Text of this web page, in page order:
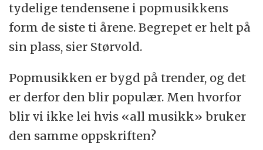
tydelige tendensene i popmusikkens
form de siste ti årene. Begrepet er helt på
sin plass, sier Størvold.
Popmusikken er bygd på trender, og det
er derfor den blir populær. Men hvorfor
blir vi ikke lei hvis «all musikk» bruker
den samme oppskriften?